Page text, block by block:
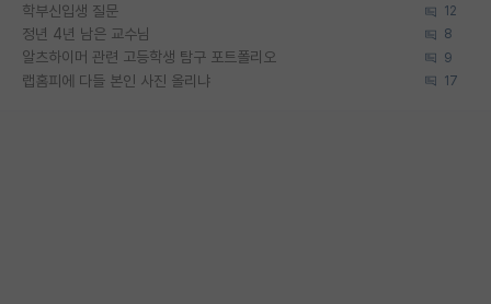
학부신입생 질문 12
정년 4년 남은 교수님 8
알츠하이머 관련 고등학생 탐구 포트폴리오 9
랩홈피에 다들 본인 사진 올리냐 17